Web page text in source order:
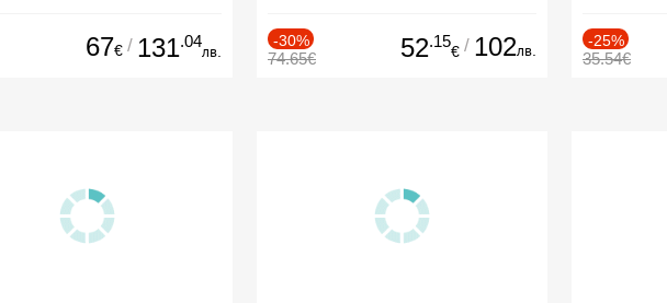
67€ / 131.04
лв.
-30%
74.65€ 52.15
€ / 102лв.
-25%
35.54€